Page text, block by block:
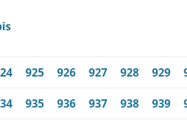
925 926 927 928 929
935 936 937 938 939